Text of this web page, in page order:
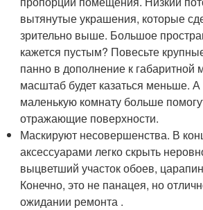
вытянутые украшения, которые
зрительно выше. Большое
кажется пустым? Повесьте
панно в дополнение к габаритной
масштаб будет казаться меньше. А
маленькую комнату больше
отражающие поверхности.
Маскируют несовершенства. В
аксессуарами легко скрыть
выцветший участок обоев,
Конечно, это не панацея, но
ожидании ремонта .